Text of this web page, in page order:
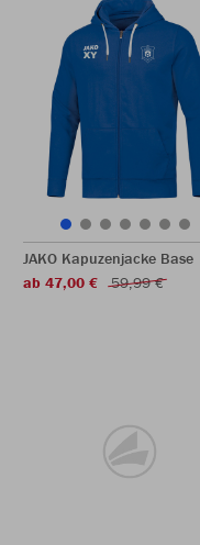
JAKO Kapuzenjacke Base
ab 47,00 €
59,99 €